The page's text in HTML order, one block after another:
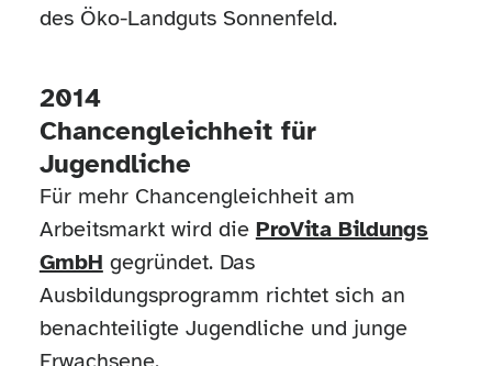
des Öko-Landguts Sonnenfeld.
2014
Chancengleichheit für
Jugendliche
Für mehr Chancengleichheit am
Arbeitsmarkt wird die ProVita Bildungs
GmbH gegründet. Das
Ausbildungsprogramm richtet sich an
benachteiligte Jugendliche und junge